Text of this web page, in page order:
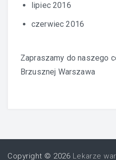
lipiec 2016
czerwiec 2016
Zapraszamy do naszego
Brzusznej Warszawa
Copyright © 2026 Lekarze